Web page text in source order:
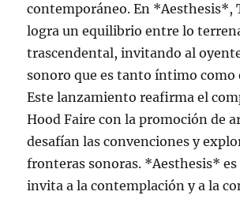
contemporáneo. En *Aesthesis*,
logra un equilibrio entre lo
trascendental, invitando al
sonoro que es tanto íntimo como
Este lanzamiento reafirma el
Hood Faire con la promoción de
desafían las convenciones y
fronteras sonoras. *Aesthesis* es
invita a la contemplación y a la